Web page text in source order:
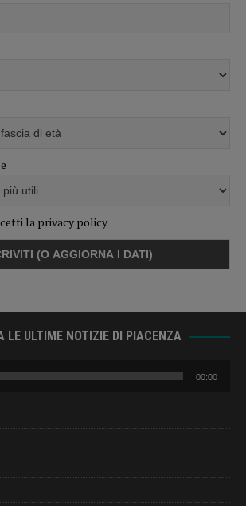
la privacy policy
LE ULTIME NOTIZIE DI PIACENZA
00:00